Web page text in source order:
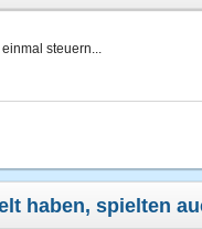
steuern...
haben, spielten